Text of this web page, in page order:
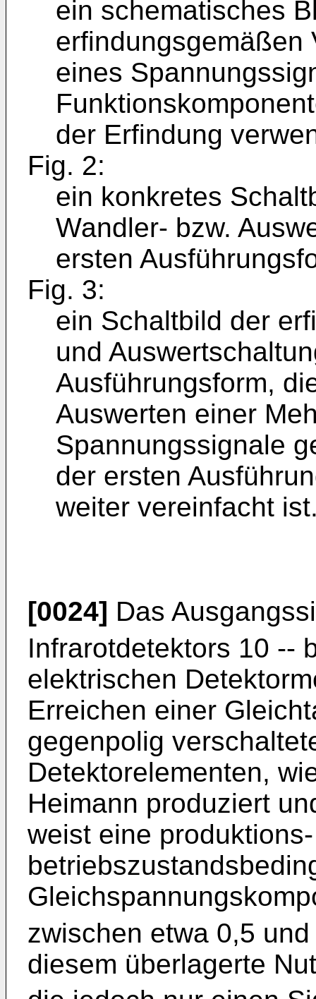
ein schematisches
erfindungsgemäßen
eines
der Erfindung
Fig. 2:
ein konkretes
Wandler- bzw.
ersten
Fig. 3:
ein Schaltbild der
und
Ausführungsform,
Auswerten einer
Spannungssignale
der ersten
weiter vereinfacht
[0024] Das
Infrarotdetektors 10 --
elektrischen
Erreichen einer
gegenpolig
Detektorelementen,
Heimann produziert
weist eine
zwischen etwa 0,5
diesem überlagerte